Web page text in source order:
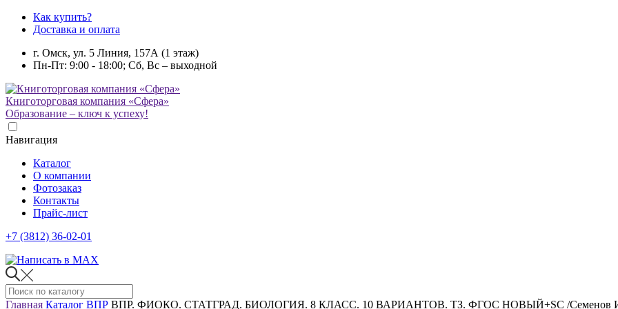
Как купить?
Доставка и оплата
г. Омск, ул. 5 Линия, 157А (1 этаж)
Пн-Пт: 9:00 - 18:00; Сб, Вс – выходной
Книготорговая компания «Сфера»
Образование – ключ к успеху!
Навигация
Каталог
О компании
Фотозаказ
Контакты
Прайс-лист
+7 (3812) 36-02-01
Главная Каталог ВПР ВПР. ФИОКО. СТАТГРАД. БИОЛОГИЯ. 8 КЛАСС. 10 ВАРИАНТОВ. ТЗ. ФГОС НОВЫЙ+SC /Семенов